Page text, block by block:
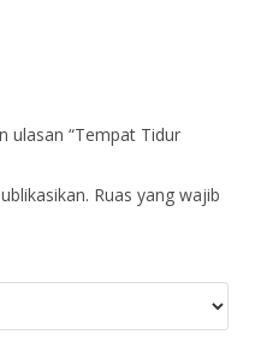
ulasan “Tempat Tidur
Ruas yang wajib